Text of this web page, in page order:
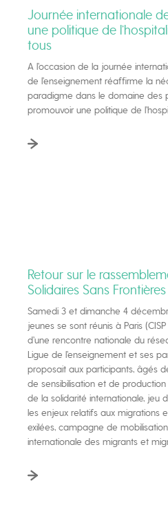
Journée internationale
une politique de
tous
A l’occasion de la journée
de l’enseignement réaffirme la
paradigme dans le domaine des
promouvoir une politique de
Retour sur le
Solidaires Sans Frontières
Samedi 3 et dimanche 4
jeunes se sont réunis à Paris
d’une rencontre nationale du
Ligue de l’enseignement et ses
proposait aux participants, âgés
de sensibilisation et de
de la solidarité internationale, jeu
les enjeux relatifs aux migrations
exilées, campagne de
internationale des migrants et